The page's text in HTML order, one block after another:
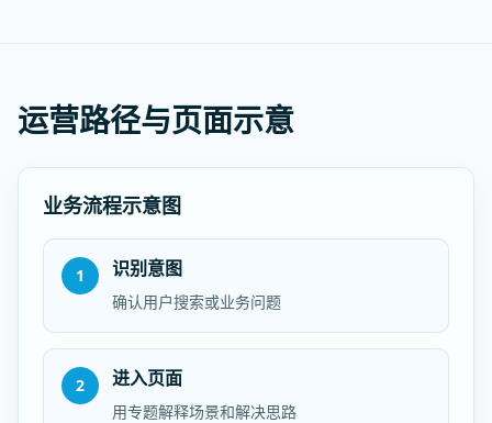
运营路径与页面示意
业务流程示意图
1 识别意图
确认用户搜索或业务问题
2 进入页面
用专题解释场景和解决思路